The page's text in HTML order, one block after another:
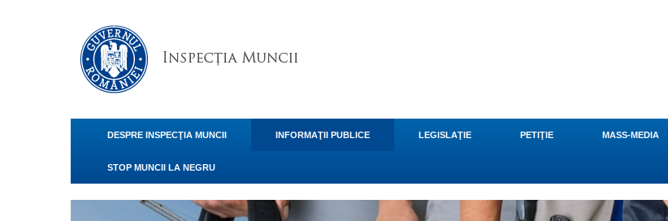
DESPRE INSPECŢIA MUNCII INFORMAŢII PUBLICE LEGISLAŢIE PETIŢIE MASS-MEDIA
STOP MUNCII LA NEGRU